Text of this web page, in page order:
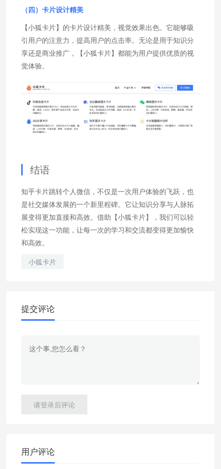
（四）卡片设计精美
【小狐卡片】的卡片设计精美，视觉效果出色。它能够吸
引用户的注意力，提高用户的点击率。无论是用于知识分
享还是商业推广，【小狐卡片】都能为用户提供优质的视
觉体验。
结语
知乎卡片跳转个人微信，不仅是一次用户体验的飞跃，也
是社交媒体发展的一个新里程碑。它让知识分享与人脉拓
展变得更加直接和高效。借助【小狐卡片】，我们可以轻
松实现这一功能，让每一次的学习和交流都变得更加愉快
和高效。
小狐卡片
提交评论
请登录后评论
用户评论